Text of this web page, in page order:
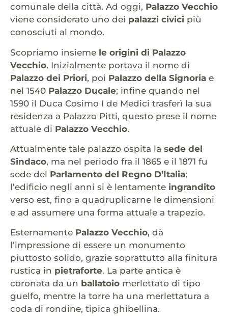
comunale della città. Ad oggi, Palazzo Vecchio
viene considerato uno dei palazzi civici più
conosciuti al mondo.
Scopriamo insieme le origini di Palazzo
Vecchio. Inizialmente portava il nome di
Palazzo dei Priori, poi Palazzo della Signoria e
nel 1540 Palazzo Ducale; infine quando nel
1590 il Duca Cosimo I de Medici trasferì la sua
residenza a Palazzo Pitti, questo prese il nome
attuale di Palazzo Vecchio.
Attualmente tale palazzo ospita la sede del
Sindaco, ma nel periodo fra il 1865 e il 1871 fu
sede del Parlamento del Regno D’Italia;
l’edificio negli anni si è lentamente ingrandito
verso est, fino a quadruplicarne le dimensioni
e ad assumere una forma attuale a trapezio.
Esternamente Palazzo Vecchio, dà
l’impressione di essere un monumento
piuttosto solido, grazie soprattutto alla finitura
rustica in pietraforte. La parte antica è
coronata da un ballatoio merlettato di tipo
guelfo, mentre la torre ha una merlettatura a
coda di rondine, tipica ghibellina.